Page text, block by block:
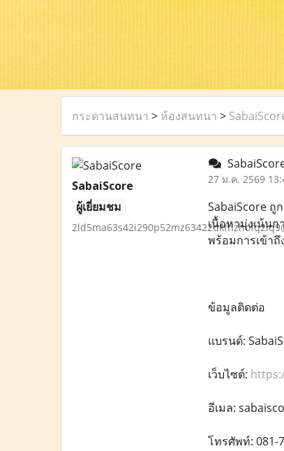
กระดานสนทนา > ห้องสนทนา >
SabaiScore
ผู้เยี่ยมชม
27 ม.ค. 2569
SabaiScore ถู
เนื้อหามุ่งเน้น
พร้อมการเข้า
ข้อมูลติดต่อ
แบรนด์:
เว็บไซต์:
อีเมล:
โทรศัพท์: 081-